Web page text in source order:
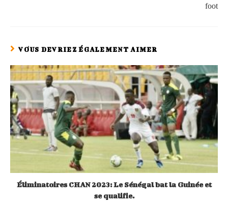
foot
VOUS DEVRIEZ ÉGALEMENT AIMER
Éliminatoires CHAN 2023: Le Sénégal bat la Guinée et
se qualifie.